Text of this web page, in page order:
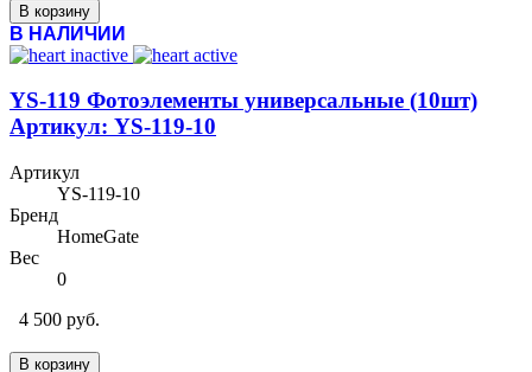
В корзину
В НАЛИЧИИ
YS-119 Фотоэлементы универсальные (10шт)
Артикул: YS-119-10
Артикул
YS-119-10
Бренд
HomeGate
Вес
0
4 500 руб.
В корзину